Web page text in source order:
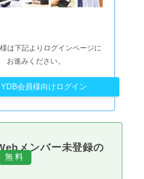
は下記よりログインページに
お進みください。
YDB会員様向けログイン
メンバー未登録の